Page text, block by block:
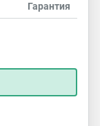
Гарантия